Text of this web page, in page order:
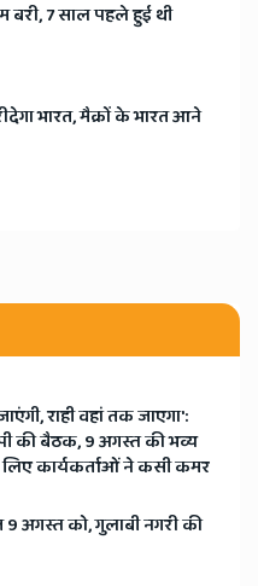
बरी, 7 साल पहले हुई थी
भारत, मैक्रों के भारत आने
राही वहां तक जाएगा':
की बैठक, 9 अगस्त की भव्य
लिए कार्यकर्ताओं ने कसी कमर
अगस्त को, गुलाबी नगरी की